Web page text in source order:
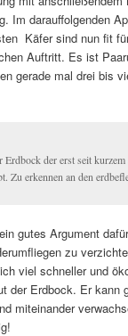
Im darauffolgenden
Käfer sind nun fit
Auftritt. Es ist
gerade mal drei bis
der erst seit kurzem
Zu erkennen an den
gutes Argument
zu
viel schneller und
der Erdbock. Er kann
miteinander